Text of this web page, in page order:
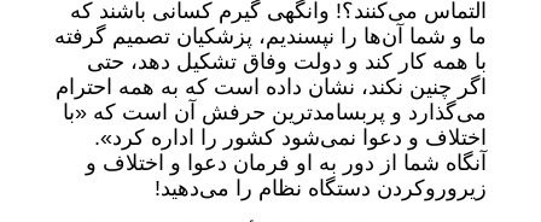
التماس می‌کنند؟! وانگهی گیرم کسانی باشند که
ما و شما آن‌ها را نپسندیم، پزشکیان تصمیم گرفته
با همه کار کند و دولت وفاق تشکیل دهد، حتی
اگر چنین نکند، نشان داده است که به همه احترام
می‌گذارد و پربسامدترین حرفش آن است که «با
اختلاف و دعوا نمی‌شود کشور را اداره کرد».
آنگاه شما از دور به او فرمان دعوا و اختلاف و
زیروروکردن دستگاه نظام را می‌دهید!